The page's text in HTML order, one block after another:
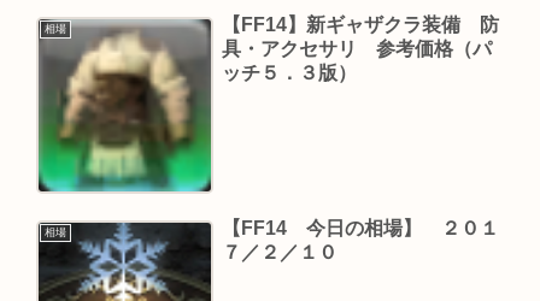
相場
【FF14】新ギャザクラ装備 防
具・アクセサリ 参考価格（パ
ッチ５．３版）
相場
【FF14 今日の相場】 ２０１
７／２／１０